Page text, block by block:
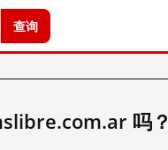
查询
吗？